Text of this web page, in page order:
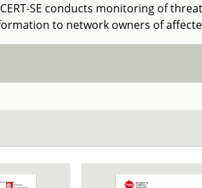
SE conducts monitoring of
to network owners of